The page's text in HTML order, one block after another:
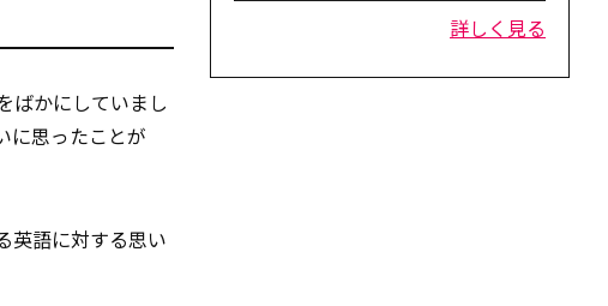
ばかにしていまし
に思ったことが
英語に対する思い
詳しく見る